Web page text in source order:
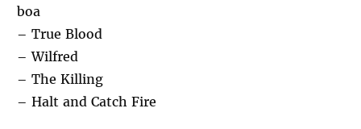
boa
– True Blood
– Wilfred
– The Killing
– Halt and Catch Fire